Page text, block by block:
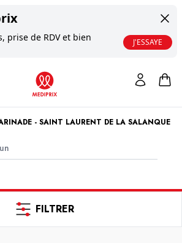
prise de RDV et bien
J'ESSAYE
- SAINT LAURENT DE LA SALANQUE
FILTRER